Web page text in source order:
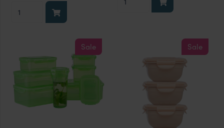
Vershouddozen
delig
aantal
vershouddozen
Sale Sale